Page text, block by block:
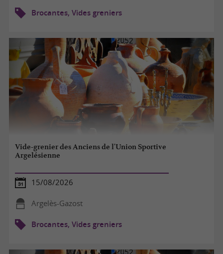
Brocantes, Vides greniers
Vide-grenier des Anciens de l'Union Sportive
Argelésienne
15/08/2026
Argelès-Gazost
Brocantes, Vides greniers